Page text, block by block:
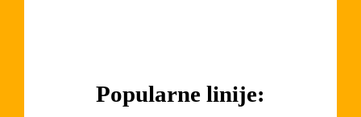
Popularne linije: